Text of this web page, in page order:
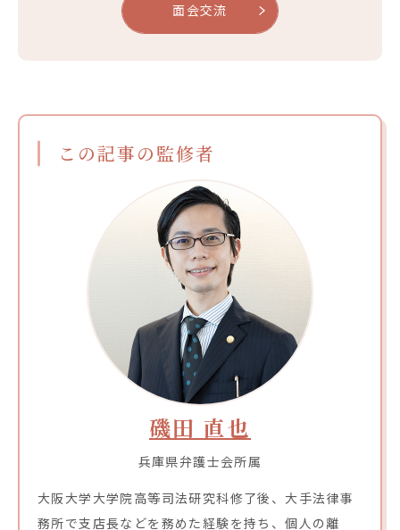
面会交流
この記事の監修者
磯田 直也
兵庫県弁護士会所属
大阪大学大学院高等司法研究科修了後、大手法律事
務所で支店長などを務めた経験を持ち、個人の離